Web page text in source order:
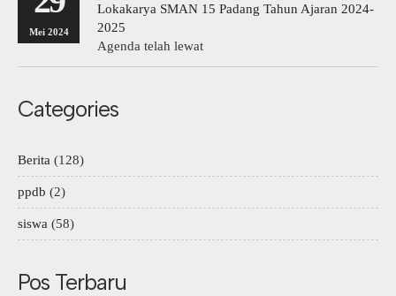
Mei 2024
Lokakarya SMAN 15 Padang Tahun Ajaran 2024-
2025
Agenda telah lewat
Categories
Berita (128)
ppdb (2)
siswa (58)
Pos Terbaru